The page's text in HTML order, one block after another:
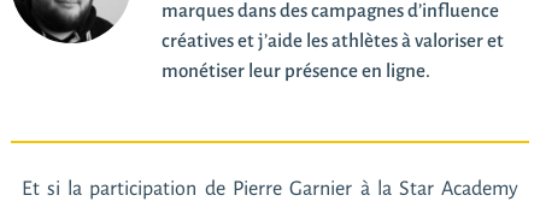
marques dans des campagnes d’influence
créatives et j’aide les athlètes à valoriser et
monétiser leur présence en ligne.
Et si la participation de Pierre Garnier à la Star Academy